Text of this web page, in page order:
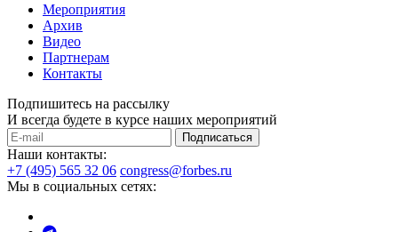
Мероприятия
Архив
Видео
Партнерам
Контакты
Подпишитесь на рассылку
И всегда будете в курсе наших мероприятий
Подписаться
Наши контакты:
+7 (495) 565 32 06 congress@forbes.ru
Мы в социальных сетях: